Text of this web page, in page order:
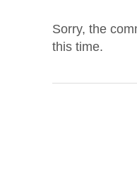
Sorry, the
this time.